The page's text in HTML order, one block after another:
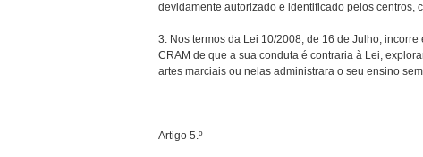
devidamente autorizado e identificado pelos centros,
3. Nos termos da Lei 10/2008, de 16 de Julho,
CRAM de que a sua conduta é contraria à Lei,
artes marciais ou nelas administrara o seu ensino
Artigo 5.º